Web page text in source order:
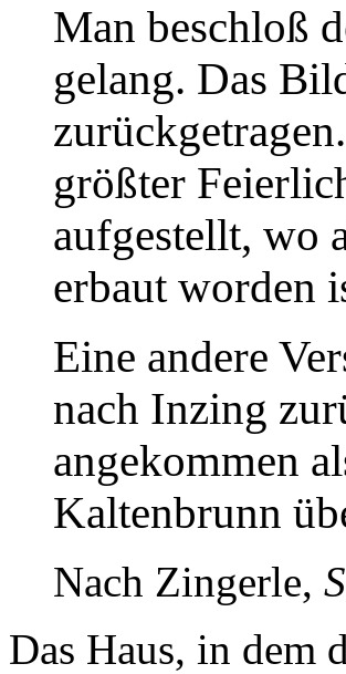
Man beschloß
gelang. Das
größter
aufgestellt, wo
erbaut worden
Eine andere
nach Inzing
angekommen
Kaltenbrunn
Nach Zingerle,
Das Haus, in dem